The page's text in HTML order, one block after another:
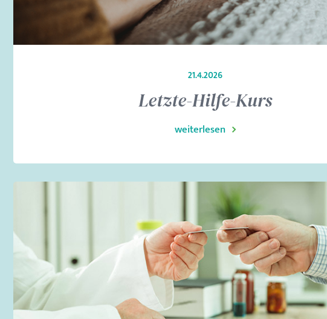
21.4.2026
Letzte-Hilfe-Kurs
weiterlesen